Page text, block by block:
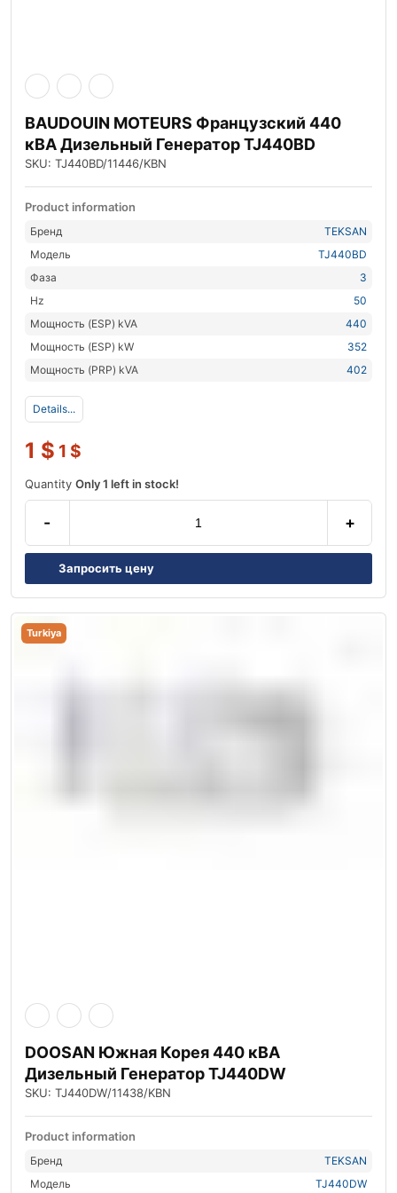
BAUDOUIN MOTEURS Французский 440
кВА Дизельный Генератор TJ440BD
SKU: TJ440BD/11446/KBN
Product information
Бренд
TEKSAN
Модель
TJ440BD
Фаза
3
Hz
50
Мощность (ESP) kVA
440
Мощность (ESP) kW
352
Мощность (PRP) kVA
402
Details...
1 $ 1 $
Quantity Only 1 left in stock!
- +
Запросить цену
Turkiya
DOOSAN Южная Корея 440 кВА
Дизельный Генератор TJ440DW
SKU: TJ440DW/11438/KBN
Product information
Бренд
TEKSAN
Модель
TJ440DW